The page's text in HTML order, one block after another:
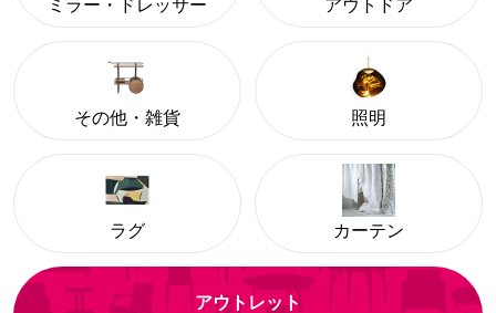
その他・雑貨 照明
ラグ カーテン
アウトレット